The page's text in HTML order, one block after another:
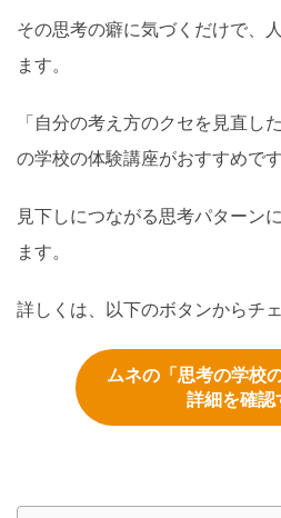
その思考の癖に気づくだけで、
ます。
「自分の考え方のクセを見直し
の学校の体験講座がおすすめです
見下しにつながる思考パターン
ます。
詳しくは、以下のボタンからチ
ムネの「思考の学校
詳細を確認